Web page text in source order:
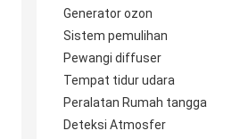
Generator ozon
Sistem pemulihan
Pewangi diffuser
Tempat tidur udara
Peralatan Rumah tangga
Deteksi Atmosfer